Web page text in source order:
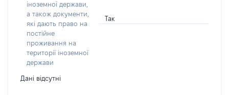
іноземної держави,
а також документи,
які дають право на
постійне
проживання на
території іноземної
держави
Так
Дані відсутні